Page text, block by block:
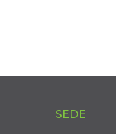
SEDE